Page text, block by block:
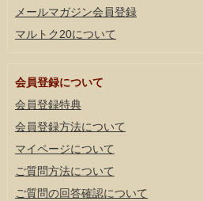
メールマガジン会員登録
マルトク20について
会員登録について
会員登録特典
会員登録方法について
マイページについて
ご質問方法について
ご質問の回答確認について